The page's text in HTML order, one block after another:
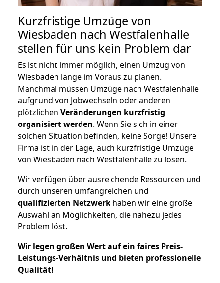
Kurzfristige Umzüge von
Wiesbaden nach Westfalenhalle
stellen für uns kein Problem dar
Es ist nicht immer möglich, einen Umzug von
Wiesbaden lange im Voraus zu planen.
Manchmal müssen Umzüge nach Westfalenhalle
aufgrund von Jobwechseln oder anderen
plötzlichen Veränderungen kurzfristig
organisiert werden. Wenn Sie sich in einer
solchen Situation befinden, keine Sorge! Unsere
Firma ist in der Lage, auch kurzfristige Umzüge
von Wiesbaden nach Westfalenhalle zu lösen.
Wir verfügen über ausreichende Ressourcen und
durch unseren umfangreichen und
qualifizierten Netzwerk haben wir eine große
Auswahl an Möglichkeiten, die nahezu jedes
Problem löst.
Wir legen großen Wert auf ein faires Preis-
Leistungs-Verhältnis und bieten professionelle
Qualität!